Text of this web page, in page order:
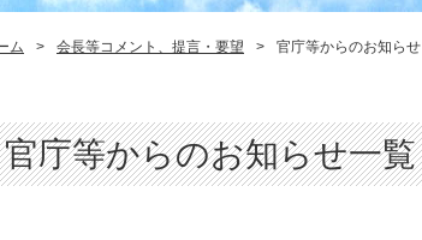
ム > 会長等コメント、提言・要望 > 官庁等からのお知らせ
官庁等からのお知らせ一覧